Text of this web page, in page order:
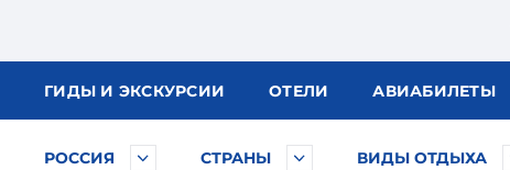
ГИДЫ И ЭКСКУРСИИ ОТЕЛИ АВИАБИЛЕТЫ
РОССИЯ СТРАНЫ ВИДЫ ОТДЫХА